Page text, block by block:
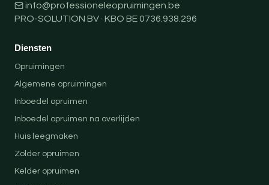
info@professioneleopruimingen.be
PRO-SOLUTION BV · KBO BE 0736.938.296
Diensten
Opruimingen
Algemene opruimingen
Inboedel opruimen
Inboedel opruimen na overlijden
Huis leegmaken
Zolder opruimen
Kelder opruimen